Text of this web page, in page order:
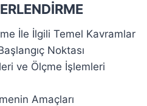
İle İlgili Temel Kavramlar
Noktası
ve Ölçme İşlemleri
Amaçları